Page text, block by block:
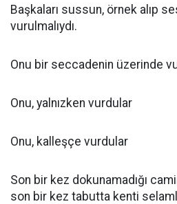
Başkaları sussun, örnek alıp
vurulmalıydı.
Onu bir seccadenin üzerinde
Onu, yalnızken vurdular
Onu, kalleşçe vurdular
Son bir kez dokunamadığı
son bir kez tabutta kenti